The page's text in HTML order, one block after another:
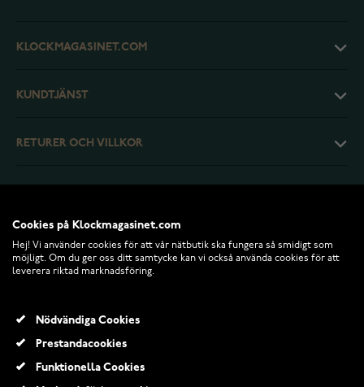
KLOCKMAGASINET.COM
KUNDTJÄNST
RETURER OCH VILLKOR
Cookies på Klockmagasinet.com
Hej! Vi använder cookies för att vår nätbutik ska fungera så smidigt som
möjligt. Om du ger oss ditt samtycke kan vi också använda cookies för att
leverera riktad marknadsföring.
Nödvändiga Cookies
Prestandacookies
Funktionella Cookies